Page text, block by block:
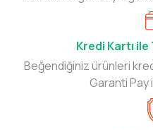
Kredi Kartı
Beğendiğiniz ürünleri
Garanti Pay